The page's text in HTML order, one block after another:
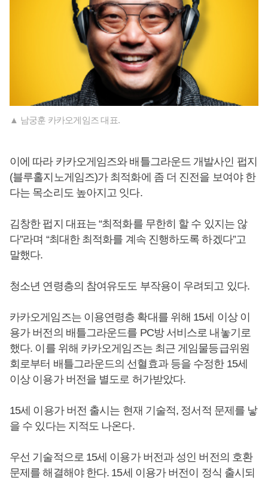
▲ 남궁훈 카카오게임즈 대표.
이에 따라 카카오게임즈와 배틀그라운드 개발사인 펍지
(블루홀지노게임즈)가 최적화에 좀 더 진전을 보여야 한
다는 목소리도 높아지고 잇다.
김창한 펍지 대표는 “최적화를 무한히 할 수 있지는 않
다”라며 “최대한 최적화를 계속 진행하도록 하겠다”고
말했다.
청소년 연령층의 참여유도도 부작용이 우려되고 있다.
카카오게임즈는 이용연령층 확대를 위해 15세 이상 이
용가 버전의 배틀그라운드를 PC방 서비스로 내놓기로
했다. 이를 위해 카카오게임즈는 최근 게임물등급위원
회로부터 배틀그라운드의 선혈효과 등을 수정한 15세
이상 이용가 버전을 별도로 허가받았다.
15세 이용가 버전 출시는 현재 기술적, 정서적 문제를 낳
을 수 있다는 지적도 나온다.
우선 기술적으로 15세 이용가 버전과 성인 버전의 호환
문제를 해결해야 한다. 15세 이용가 버전이 정식 출시되